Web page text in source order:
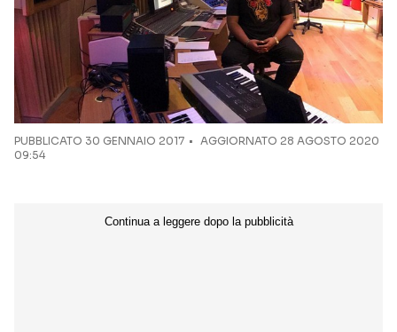
PUBBLICATO 30 GENNAIO 2017
AGGIORNATO 28 AGOSTO 2020
09:54